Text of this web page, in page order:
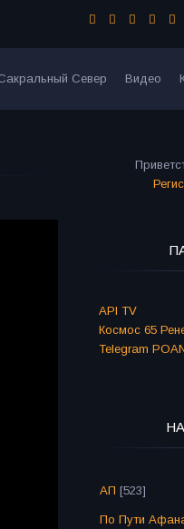
Север Видео
API TV
Космос 65
Telegram
АП [523]
По Пути